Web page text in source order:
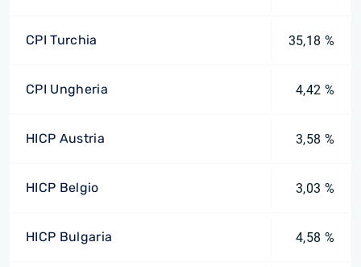
CPI Turchia 35,18 %
CPI Ungheria 4,42 %
HICP Austria 3,58 %
HICP Belgio 3,03 %
HICP Bulgaria 4,58 %